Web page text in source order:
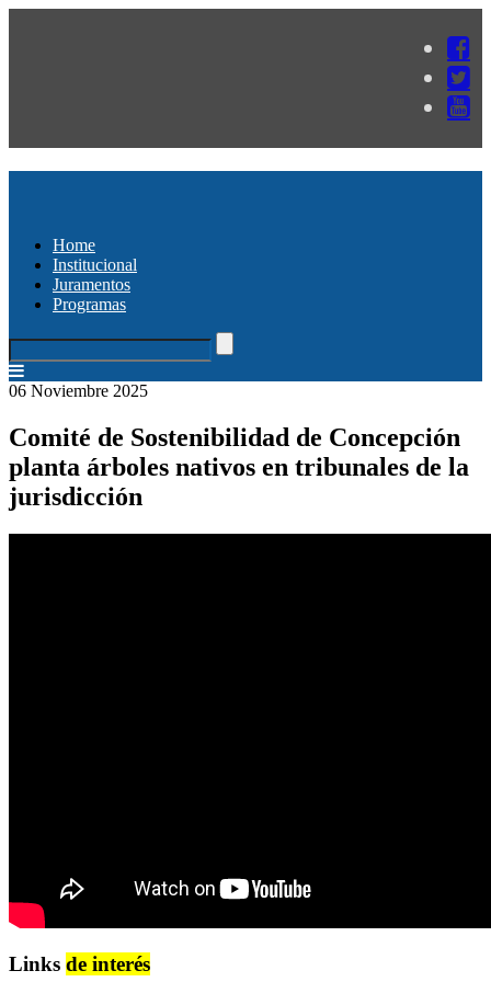
Home
Institucional
Juramentos
Programas
06 Noviembre 2025
Comité de Sostenibilidad de Concepción
planta árboles nativos en tribunales de la
jurisdicción
Links de interés